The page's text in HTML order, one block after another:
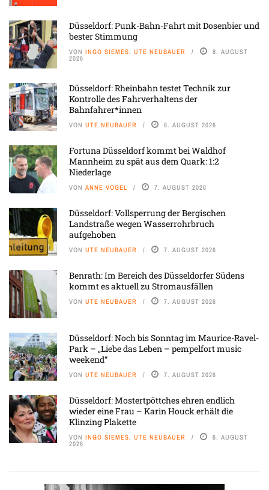
Düsseldorf: Punk-Bahn-Fahrt mit Dosenbier und
bester Stimmung
VON INGO SIEMES, UTE NEUBAUER 8. AUGUST
2026
Düsseldorf: Rheinbahn testet Technik zur
Kontrolle des Fahrverhaltens der
Bahnfahrer*innen
VON UTE NEUBAUER 8. AUGUST 2026
Fortuna Düsseldorf kommt bei Waldhof
Mannheim zu spät aus dem Quark: 1:2
Niederlage
VON ANNE VOGEL 7. AUGUST 2026
Düsseldorf: Vollsperrung der Bergischen
Landstraße wegen Wasserrohrbruch
aufgehoben
VON UTE NEUBAUER 7. AUGUST 2026
Benrath: Im Bereich des Düsseldorfer Südens
kommt es aktuell zu Stromausfällen
VON UTE NEUBAUER 7. AUGUST 2026
Düsseldorf: Noch bis Sonntag im Maurice-Ravel-
Park – „Liebe das Leben – pempelfort music
weekend“
VON UTE NEUBAUER 7. AUGUST 2026
Düsseldorf: Mostertpöttches ehren endlich
wieder eine Frau – Karin Houck erhält die
Klinzing Plakette
VON INGO SIEMES, UTE NEUBAUER 6. AUGUST
2026